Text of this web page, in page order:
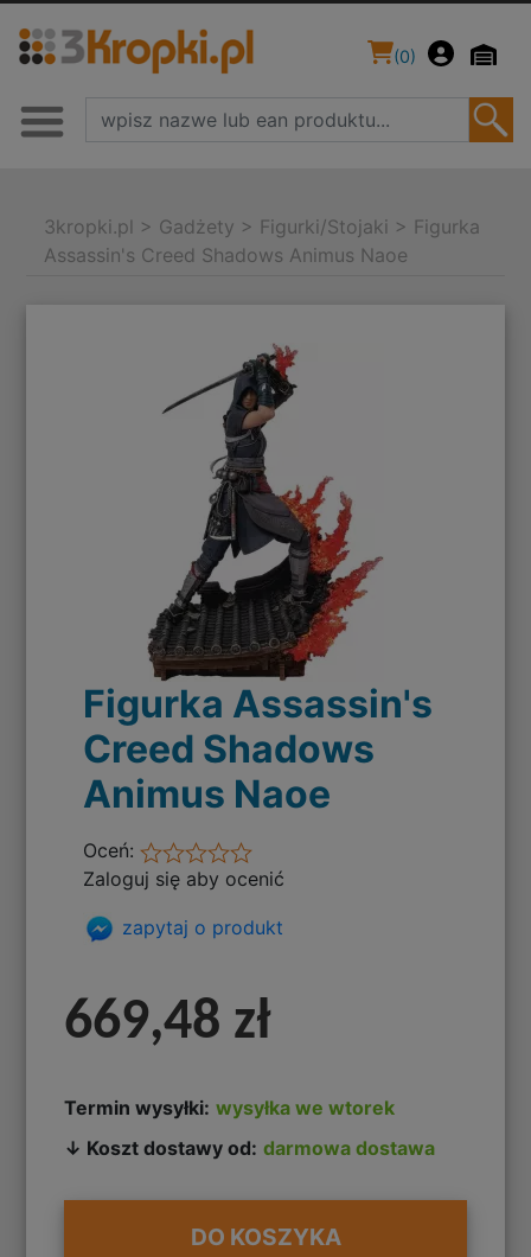
(0)
3kropki.pl > Gadżety > Figurki/Stojaki > Figurka
Assassin's Creed Shadows Animus Naoe
Figurka Assassin's
Creed Shadows
Animus Naoe
Oceń:
Zaloguj się aby ocenić
zapytaj o produkt
669,48 zł
Termin wysyłki: wysyłka we wtorek
↓ Koszt dostawy od: darmowa dostawa
DO KOSZYKA